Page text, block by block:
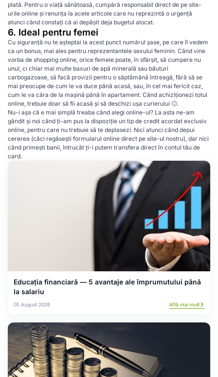
plată. Pentru o viață sănătoasă, cumpără responsabil direct de pe site-
urile online și renunța la acele articole care nu reprezintă o urgență
atunci când constați că ai depășit deja bugetul alocat.
6. Ideal pentru femei
Cu siguranță nu te așteptai la acest punct numărul șase, pe care îl vedem
ca un bonus, mai ales pentru reprezentantele sexului feminin. Când vine
vorba de shopping online, orice femeie poate, în sfârșit, să cumpere nu
unul, ci chiar mai multe baxuri de apă minerală sau băuturi
carbogazoase, să facă provizii pentru o săptămână întreagă, fără să se
mai preocupe de cum le va duce până acasă, sau, în cel mai fericit caz,
cum le va căra de la mașină până în apartament. Când achiziționezi totul
online, trebuie doar să fii acasă și să deschizi ușa curierului 🙂.
Nu-i așa că e mai simplă treaba când alegi online-ul? La asta ne-am
gândit și noi când ți-am pus la dispoziție un tip de credit acordat exclusiv
online, pentru care nu trebuie să te deplasezi. Nici atunci când depui
cererea (căci regăsești formularul online direct pe site-ul nostru), dar nici
când primești banii, întrucât ți-i putem transfera direct în contul tău de
card.
Educația financiară — 5 avantaje ale împrumutului până
la salariu
05 August 2026 Află mai mult